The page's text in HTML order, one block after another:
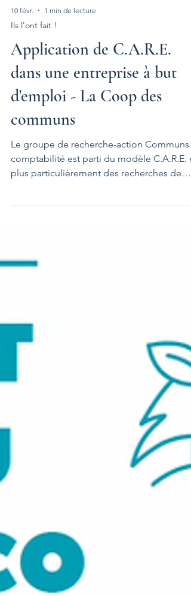
10 févr. 1 min de lecture
Ils l'ont fait !
Application de C.A.R.E.
dans une entreprise à but
d'emploi - La Coop des
communs
Le groupe de recherche-action Communs
comptabilité est parti du modèle C.A.R.E.
Jacques Richard, présent dans leur groupe,